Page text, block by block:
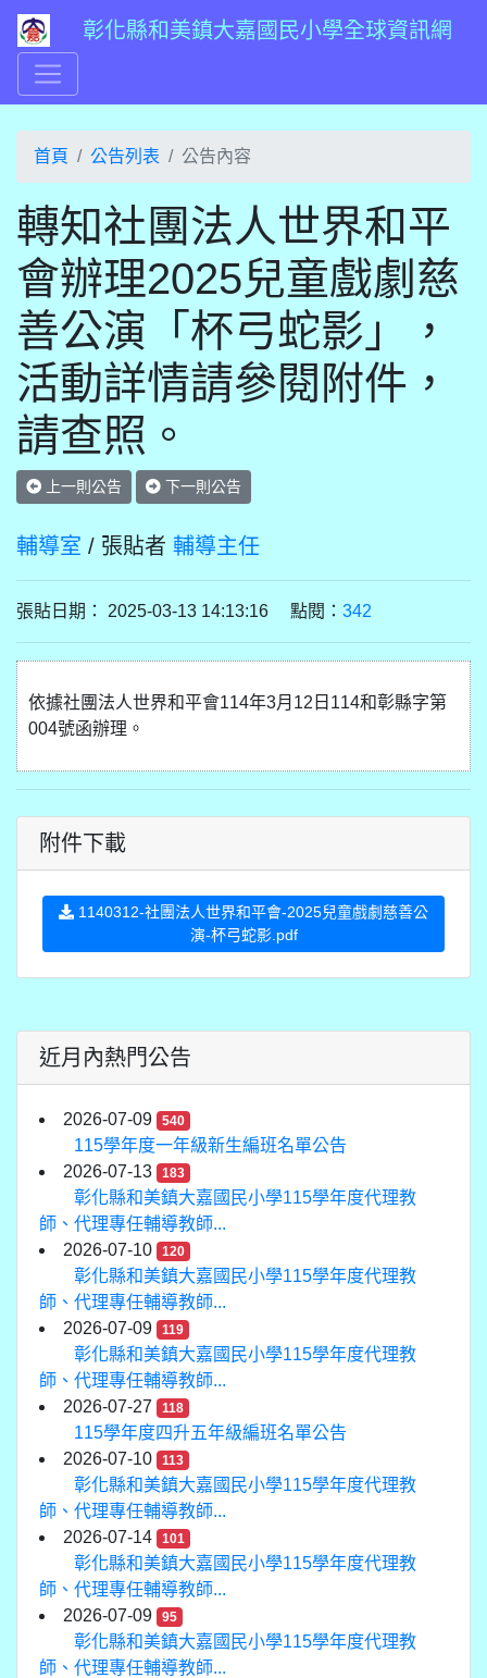
彰化縣和美鎮大嘉國民小學全球資訊網
首頁 公告列表 公告內容
轉知社團法人世界和平
會辦理2025兒童戲劇慈
善公演「杯弓蛇影」，
活動詳情請參閱附件，
請查照。
上一則公告 下一則公告
輔導室 / 張貼者 輔導主任
張貼日期： 2025-03-13 14:13:16 點閱： 342
依據社團法人世界和平會114年3月12日114和彰縣字第
004號函辦理。
附件下載
1140312-社團法人世界和平會-2025兒童戲劇慈善公
演-杯弓蛇影.pdf
近月內熱門公告
2026-07-09 540
115學年度一年級新生編班名單公告
2026-07-13
183
彰化縣和美鎮大嘉國民小學115學年度代理教
師、代理專任輔導教師...
2026-07-10
120
彰化縣和美鎮大嘉國民小學115學年度代理教
師、代理專任輔導教師...
2026-07-09
119
彰化縣和美鎮大嘉國民小學115學年度代理教
師、代理專任輔導教師...
2026-07-27
118
115學年度四升五年級編班名單公告
2026-07-10
113
彰化縣和美鎮大嘉國民小學115學年度代理教
師、代理專任輔導教師...
2026-07-14
101
彰化縣和美鎮大嘉國民小學115學年度代理教
師、代理專任輔導教師...
2026-07-09
95
彰化縣和美鎮大嘉國民小學115學年度代理教
師、代理專任輔導教師...